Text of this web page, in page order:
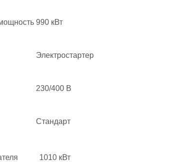
990 кВт
Электростартер
230/400 В
Стандарт
1010 кВт